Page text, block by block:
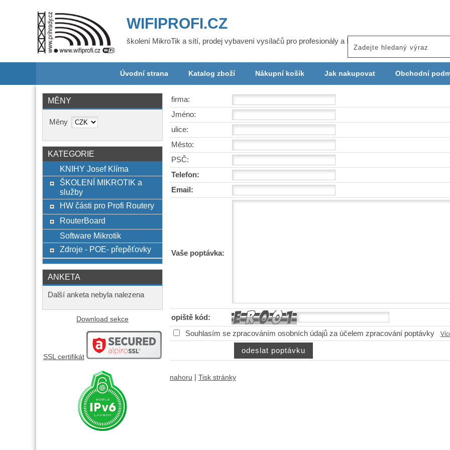
WIFIPROFI.CZ
školení MikroTik a sítí, prodej vybavení vysílačů pro profesionály a ISP
Úvodní strana Katalog zboží Nákupní košík Jak nakupovat Obchodní
firma:
Jméno:
ulice:
Město:
PSČ:
Telefon:
Email:
Vaše poptávka:
opiště kód:
Souhlasím se zpracováním osobních údajů za účelem zpracování poptávky
nahoru Tisk stránky
MĚNY
Měny
KATEGORIE
KNIHY Josef Klíma
ŠKOLENÍ MIKROTIK a
služby
HW části pro Profi Routery
RouterBoard
Software Mikrotik
Zdroje - POE- přepěťovky
ANKETA
Další anketa nebyla nalezena
Download sekce
SSL certifikát